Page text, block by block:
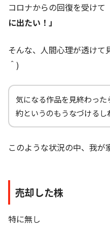
コロナからの回復を受けて
に出たい！」
そんな、人間心理が透け
＾)
気になる作品を見終わっ
約というのもうなづけるし
このような状況の中、我が
売却した株
特に無し